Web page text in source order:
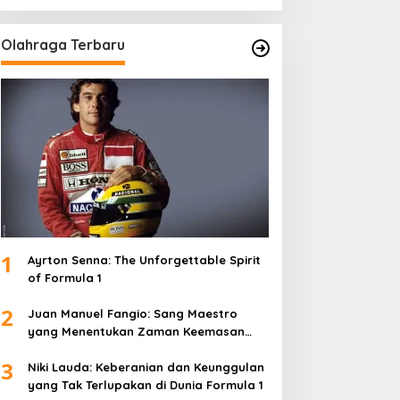
Olahraga Terbaru
1
Ayrton Senna: The Unforgettable Spirit
of Formula 1
2
Juan Manuel Fangio: Sang Maestro
yang Menentukan Zaman Keemasan
3
Niki Lauda: Keberanian dan Keunggulan
yang Tak Terlupakan di Dunia Formula 1